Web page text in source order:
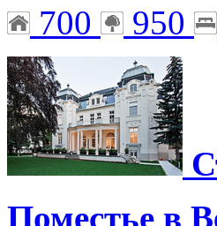
700 950
Поместье в